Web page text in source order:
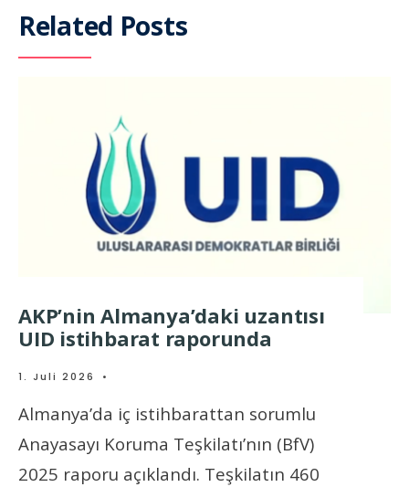
Related Posts
AKP’nin Almanya’daki uzantısı
UID istihbarat raporunda
1. Juli 2026 •
Almanya’da iç istihbarattan sorumlu
Anayasayı Koruma Teşkilatı’nın (BfV)
2025 raporu açıklandı. Teşkilatın 460